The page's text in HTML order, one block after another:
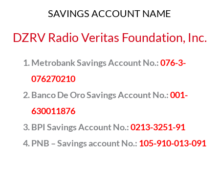
SAVINGS ACCOUNT NAME
DZRV Radio Veritas Foundation, Inc.
Metrobank Savings Account No.:076-3-
076270210
Banco De Oro Savings Account No.:001-
630011876
BPI Savings Account No.:0213-3251-91
PNB – Savings account No.: 105-910-013-091